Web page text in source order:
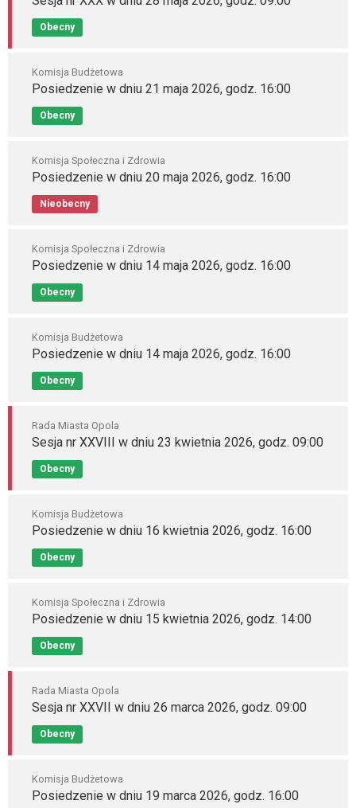
Obecny
Komisja Budżetowa
Posiedzenie w dniu 21 maja 2026, godz. 16:00
Obecny
Komisja Społeczna i Zdrowia
Posiedzenie w dniu 20 maja 2026, godz. 16:00
Nieobecny
Komisja Społeczna i Zdrowia
Posiedzenie w dniu 14 maja 2026, godz. 16:00
Obecny
Komisja Budżetowa
Posiedzenie w dniu 14 maja 2026, godz. 16:00
Obecny
Rada Miasta Opola
Sesja nr XXVIII w dniu 23 kwietnia 2026, godz. 09:00
Obecny
Komisja Budżetowa
Posiedzenie w dniu 16 kwietnia 2026, godz. 16:00
Obecny
Komisja Społeczna i Zdrowia
Posiedzenie w dniu 15 kwietnia 2026, godz. 14:00
Obecny
Rada Miasta Opola
Sesja nr XXVII w dniu 26 marca 2026, godz. 09:00
Obecny
Komisja Budżetowa
Posiedzenie w dniu 19 marca 2026, godz. 16:00